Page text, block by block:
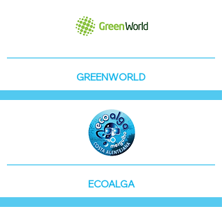
GREENWORLD
ECOALGA